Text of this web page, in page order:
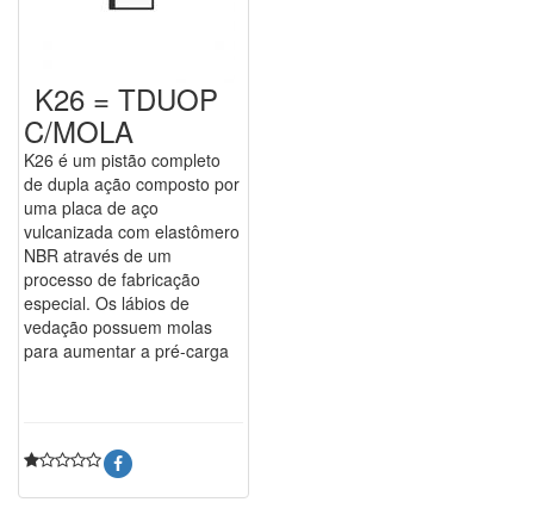
K26 = TDUOP
C/MOLA
K26 é um pistão completo
de dupla ação composto por
uma placa de aço
vulcanizada com elastômero
NBR através de um
processo de fabricação
especial. Os lábios de
vedação possuem molas
para aumentar a pré-carga